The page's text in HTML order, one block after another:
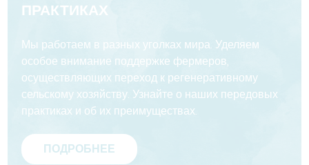
ПРАКТИКАХ
Мы работаем в разных уголках мира. Уделяем
особое внимание поддержке фермеров,
осуществляющих переход к регенеративному
сельскому хозяйству. Узнайте о наших передовых
практиках и об их преимуществах.
ПОДРОБНЕЕ